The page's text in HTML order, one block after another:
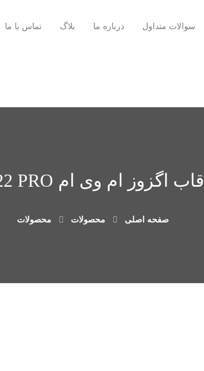
سوالات متداول درباره ما بلاگ تماس با ما
قاب اگزوز ام وی ام X22 PRO
صفحه اصلی محصولات محصولات